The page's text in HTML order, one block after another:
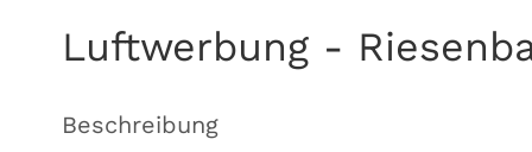
Luftwerbung -
Beschreibung